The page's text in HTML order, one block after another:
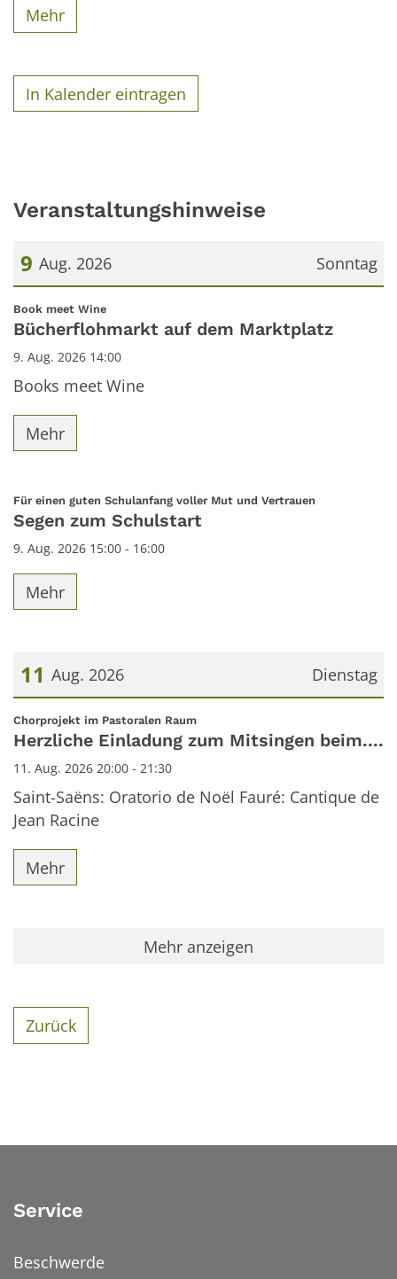
Mehr
In Kalender eintragen
Veranstaltungshinweise
Sonntag
9 Aug. 2026
Datum: 9. August 2026
Book meet Wine:
Bücherflohmarkt auf dem Marktplatz
9. Aug. 2026 14:00
Books meet Wine
Mehr
Für einen guten Schulanfang voller Mut und Vertrauen
Segen zum Schulstart
9. Aug. 2026 15:00 - 16:00
Mehr
Dienstag
11 Aug. 2026
Datum: 11. August 2026
Chorprojekt im Pastoralen Raum:
Herzliche Einladung zum Mitsingen beim....
11. Aug. 2026 20:00 - 21:30
Saint-Saëns: Oratorio de Noël Fauré: Cantique de
Jean Racine
Mehr
Mehr anzeigen
Zurück
Service
Beschwerde